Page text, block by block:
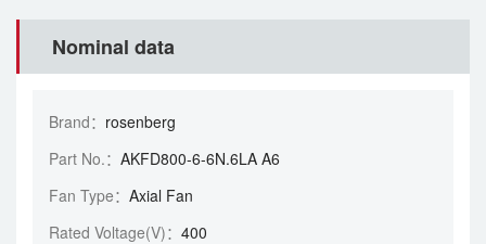
Nominal data
Brand： rosenberg
Part No.： AKFD800-6-6N.6LA A6
Fan Type： Axial Fan
Rated Voltage(V)： 400